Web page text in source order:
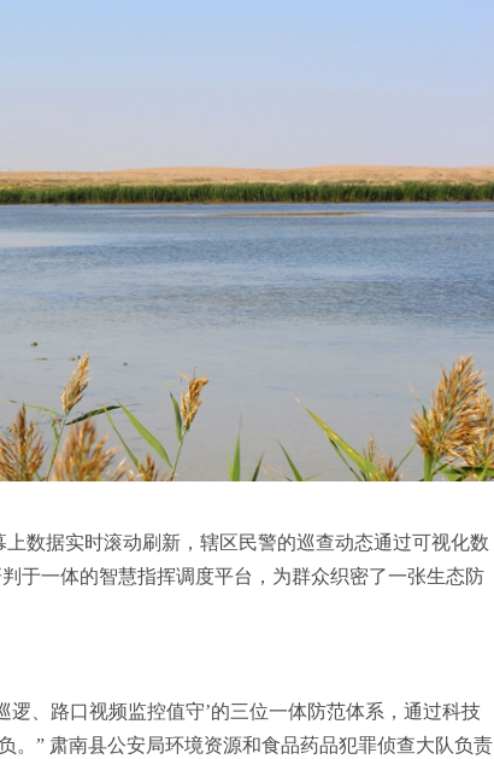
数据实时滚动刷新，辖区民警的巡查动态通过可视化数
一体的智慧指挥调度平台，为群众织密了一张生态防
逻、路口视频监控值守’的三位一体防范体系，通过科技
。” 肃南县公安局环境资源和食品药品犯罪侦查大队负责